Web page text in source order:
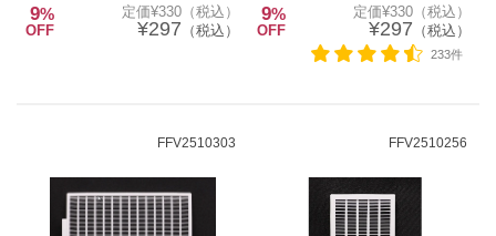
9%
OFF
定価¥330（税込）
¥297 （税込）
9%
OFF
定価¥330（税込）
¥297 （税込）
233件
FFV2510303 FFV2510256